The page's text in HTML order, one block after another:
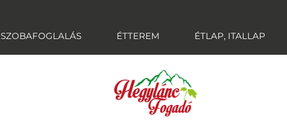
SZOBAFOGLALÁS ÉTTEREM ÉTLAP, ITALLAP